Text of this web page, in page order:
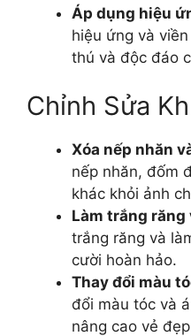
Áp dụng hiệu
hiệu ứng và
thú và độc đáo
Chỉnh Sửa
Xóa nếp nhăn
nếp nhăn, đốm
khác khỏi ảnh
Làm trắng răng
trắng răng và
cười hoàn hảo.
Thay đổi màu
đổi màu tóc và
nâng cao vẻ